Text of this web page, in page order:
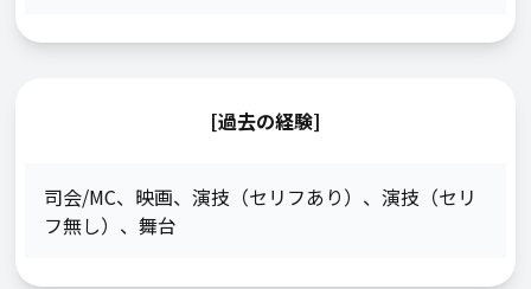
[過去の経験]
司会/MC、 映画、演技（セリフあり） 、演技（セリ
フ無し） 、舞台